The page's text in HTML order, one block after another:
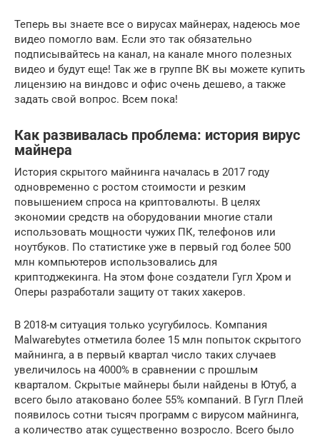
Теперь вы знаете все о вирусах майнерах, надеюсь мое
видео помогло вам. Если это так обязательно
подписывайтесь на канал, на канале много полезных
видео и будут еще! Так же в группе ВК вы можете купить
лицензию на виндовс и офис очень дешево, а также
задать свой вопрос. Всем пока!
Как развивалась проблема: история вирус
майнера
История скрытого майнинга началась в 2017 году
одновременно с ростом стоимости и резким
повышением спроса на криптовалюты. В целях
экономии средств на оборудовании многие стали
использовать мощности чужих ПК, телефонов или
ноутбуков. По статистике уже в первый год более 500
млн компьютеров использовались для
криптоджекинга. На этом фоне создатели Гугл Хром и
Оперы разработали защиту от таких хакеров.
В 2018-м ситуация только усугубилось. Компания
Malwarebytes отметила более 15 млн попыток скрытого
майнинга, а в первый квартал число таких случаев
увеличилось на 4000% в сравнении с прошлым
кварталом. Скрытые майнеры были найдены в Ютуб, а
всего было атаковано более 55% компаний. В Гугл Плей
появилось сотни тысяч программ с вирусом майнинга,
а количество атак существенно возросло. Всего было